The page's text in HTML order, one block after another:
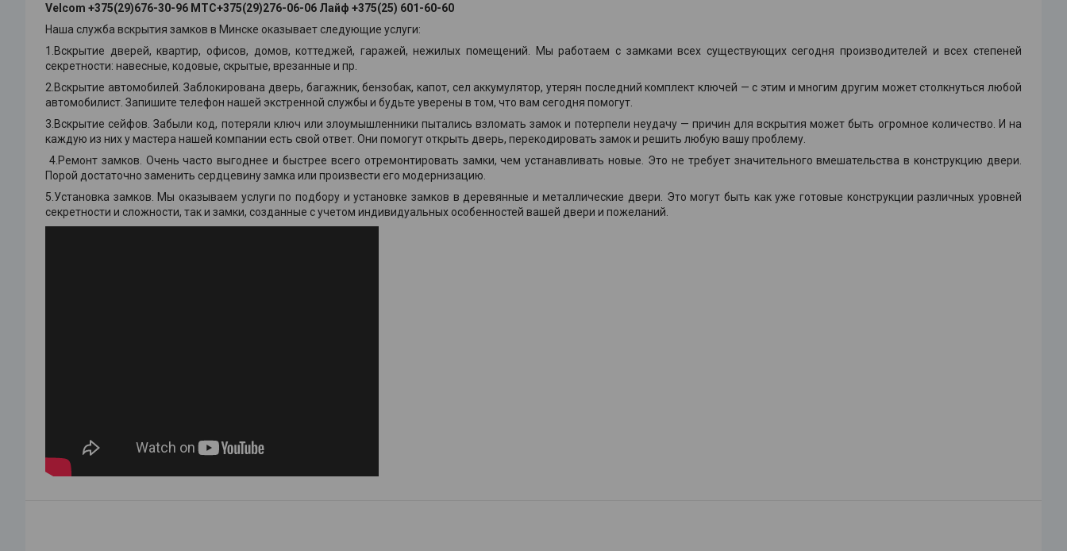
Velcom +375(29)676-30-96 МТС+375(29)276-06-06 Лайф +375(25) 601-60-60
Наша служба вскрытия замков в Минске оказывает следующие услуги:
1.Вскрытие дверей, квартир, офисов, домов, коттеджей, гаражей, нежилых помещений. Мы работаем с замками всех существующих сегодня производителей и всех степеней
секретности: навесные, кодовые, скрытые, врезанные и пр.
2.Вскрытие автомобилей. Заблокирована дверь, багажник, бензобак, капот, сел аккумулятор, утерян последний комплект ключей — с этим и многим другим может столкнуться любой
автомобилист. Запишите телефон нашей экстренной службы и будьте уверены в том, что вам сегодня помогут.
3.Вскрытие сейфов. Забыли код, потеряли ключ или злоумышленники пытались взломать замок и потерпели неудачу — причин для вскрытия может быть огромное количество. И на
каждую из них у мастера нашей компании есть свой ответ. Они помогут открыть дверь, перекодировать замок и решить любую вашу проблему.
4.Ремонт замков. Очень часто выгоднее и быстрее всего отремонтировать замки, чем устанавливать новые. Это не требует значительного вмешательства в конструкцию двери.
Порой достаточно заменить сердцевину замка или произвести его модернизацию.
5.Установка замков. Мы оказываем услуги по подбору и установке замков в деревянные и металлические двери. Это могут быть как уже готовые конструкции различных уровней
секретности и сложности, так и замки, созданные с учетом индивидуальных особенностей вашей двери и пожеланий.